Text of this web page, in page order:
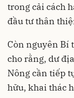
trong cải cách
đầu tư thân
Còn nguyên Bí
cho rằng, dư
Nông cần tiếp
hữu, khai thác